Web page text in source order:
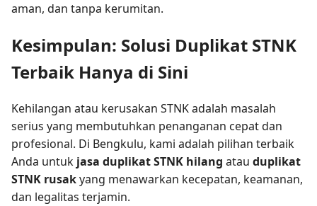
aman, dan tanpa kerumitan.
Kesimpulan: Solusi Duplikat STNK
Terbaik Hanya di Sini
Kehilangan atau kerusakan STNK adalah masalah
serius yang membutuhkan penanganan cepat dan
profesional. Di Bengkulu, kami adalah pilihan terbaik
Anda untuk jasa duplikat STNK hilang atau duplikat
STNK rusakyang menawarkan kecepatan, keamanan,
dan legalitas terjamin.